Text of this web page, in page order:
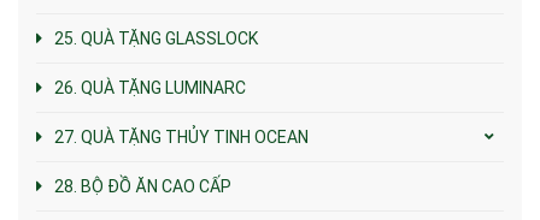
25. QUÀ TẶNG GLASSLOCK
26. QUÀ TẶNG LUMINARC
27. QUÀ TẶNG THỦY TINH OCEAN
28. BỘ ĐỒ ĂN CAO CẤP